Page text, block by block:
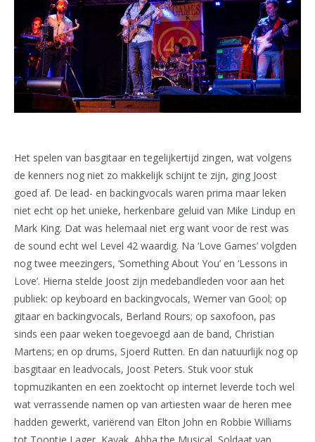
Het spelen van basgitaar en tegelijkertijd zingen, wat volgens
de kenners nog niet zo makkelijk schijnt te zijn, ging Joost
goed af. De lead- en backingvocals waren prima maar leken
niet echt op het unieke, herkenbare geluid van Mike Lindup en
Mark King. Dat was helemaal niet erg want voor de rest was
de sound echt wel Level 42 waardig. Na ‘Love Games’ volgden
nog twee meezingers, ‘Something About You’ en ‘Lessons in
Love’. Hierna stelde Joost zijn medebandleden voor aan het
publiek: op keyboard en backingvocals, Werner van Gool; op
gitaar en backingvocals, Berland Rours; op saxofoon, pas
sinds een paar weken toegevoegd aan de band, Christian
Martens; en op drums, Sjoerd Rutten. En dan natuurlijk nog op
basgitaar en leadvocals, Joost Peters. Stuk voor stuk
topmuzikanten en een zoektocht op internet leverde toch wel
wat verrassende namen op van artiesten waar de heren mee
hadden gewerkt, variërend van Elton John en Robbie Williams